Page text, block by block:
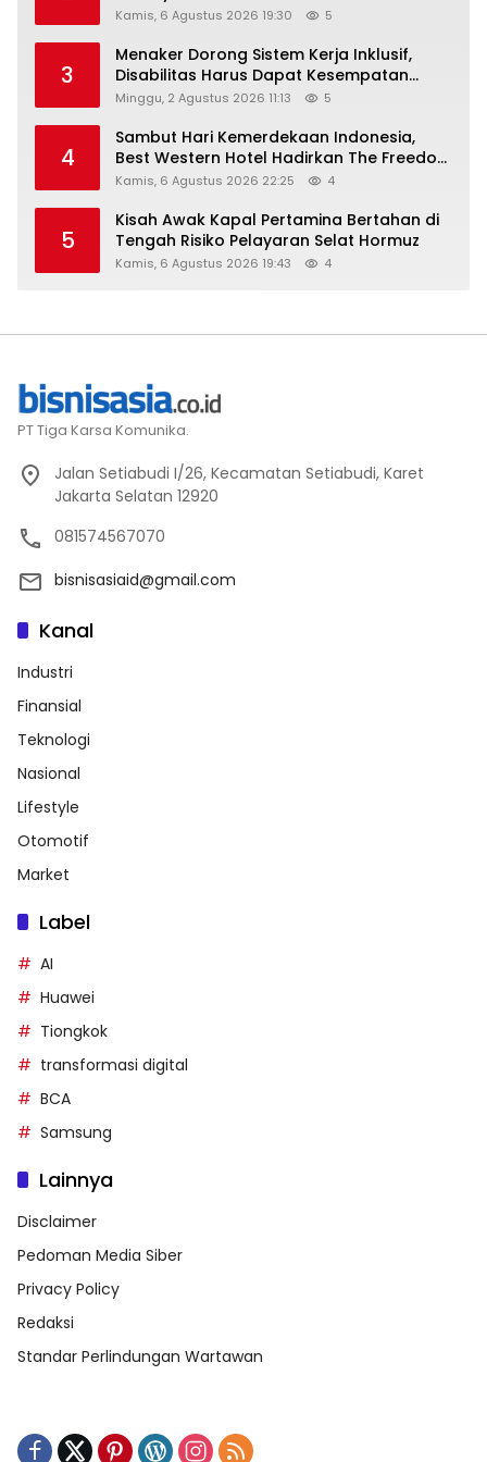
Kamis, 6 Agustus 2026 19:30 5
3
Menaker Dorong Sistem Kerja Inklusif,
Disabilitas Harus Dapat Kesempatan
Setara
Minggu, 2 Agustus 2026 11:13 5
4
Sambut Hari Kemerdekaan Indonesia,
Best Western Hotel Hadirkan The Freedom
Stay Diskon Hingga 45%
Kamis, 6 Agustus 2026 22:25 4
5
Kisah Awak Kapal Pertamina Bertahan di
Tengah Risiko Pelayaran Selat Hormuz
Kamis, 6 Agustus 2026 19:43 4
PT Tiga Karsa Komunika.
Jalan Setiabudi I/26, Kecamatan Setiabudi, Karet
Jakarta Selatan 12920
081574567070
bisnisasiaid@gmail.com
Kanal
Industri
Finansial
Teknologi
Nasional
Lifestyle
Otomotif
Market
Label
AI
Huawei
Tiongkok
transformasi digital
BCA
Samsung
Lainnya
Disclaimer
Pedoman Media Siber
Privacy Policy
Redaksi
Standar Perlindungan Wartawan